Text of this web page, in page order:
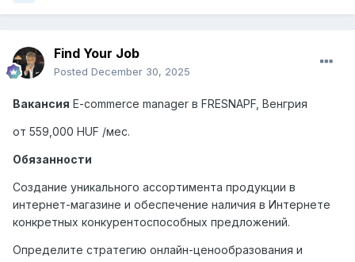
Find Your Job
Posted December 30, 2025
Вакансия E-commerce manager в FRESNAPF, Венгрия
от 559,000 HUF /мес.
Обязанности
Создание уникального ассортимента продукции в
интернет-магазине и обеспечение наличия в Интернете
конкретных конкурентоспособных предложений.
Определите стратегию онлайн-ценообразования и